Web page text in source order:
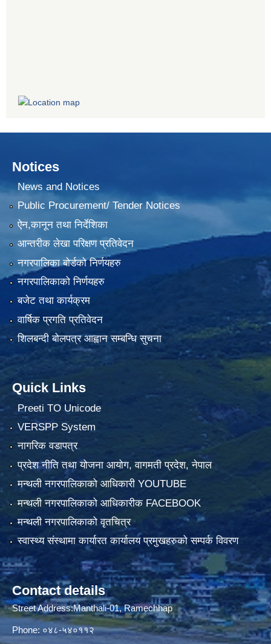
Notices
News and Notices
Public Procurement/ Tender Notices
ऐन,कानून तथा निर्देशिका
आन्तरीक लेखा परिक्षण प्रतिवेदन
नगरपालिका बोर्डको निर्णयहरु
नगरपालिकाको निर्णयहरु
बजेट तथा कार्यक्रम
वार्षिक प्रगति प्रतिवेदन
शिलबन्दी बोलपत्र आह्वान सम्बन्धि सुचना
Quick Links
Preeti TO Unicode
VERSPP System
नागरिक वडापत्र
प्रदेश नीति तथा योजना आयोग, वागमती प्रदेश, नेपाल
मन्थली नगरपालिकाको आधिकारी YOUTUBE
मन्थली नगरपालिकाको आधिकारीक FACEBOOK
मन्थली नगरपालिकाको वृतचित्र
स्वास्थ्य संस्थामा कार्यारत कार्यालय प्रमुखहरुको सम्पर्क विवरण
Contact details
Street Address:Manthali-01, Ramechhap
Phone: ०४८-५४०११२